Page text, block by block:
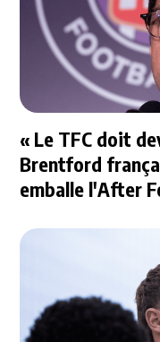
« Le TFC doit
Brentford
emballe l'After